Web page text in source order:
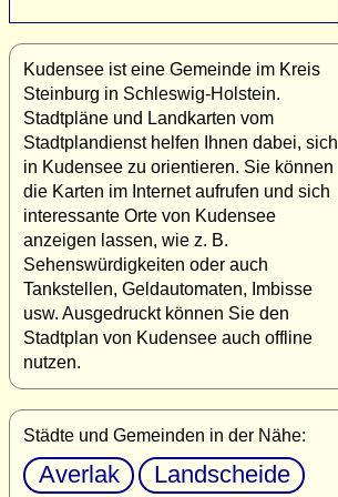
Kudensee ist eine Gemeinde im Kreis
Steinburg in Schleswig-Holstein.
Stadtpläne und Landkarten vom
Stadtplandienst helfen Ihnen dabei, sich
in Kudensee zu orientieren. Sie können
die Karten im Internet aufrufen und sich
interessante Orte von Kudensee
anzeigen lassen, wie z. B.
Sehenswürdigkeiten oder auch
Tankstellen, Geldautomaten, Imbisse
usw. Ausgedruckt können Sie den
Stadtplan von Kudensee auch offline
nutzen.
Städte und Gemeinden in der Nähe:
Averlak Landscheide